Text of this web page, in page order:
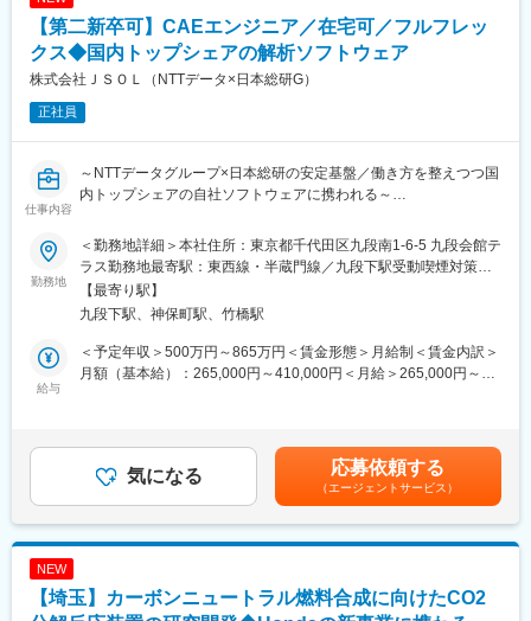
・電子特性の管理・評価
・電気回路設計および測定環境の最適化
・テスト装置の選定・設定・保守
・測定結果の分析とフィードバックによる品質改善
・ソフトウェア作成による測定自動化の推進
・設計と評価の両面に関われる
・自動測定環境の構築という上流工程に関与
■当社だからこそ実現できるエンジニアとしての未来がある：
＜お取引社数5,100社＞
同業他社と比較をしても圧倒的なお取引社数を誇る当社。
仕事があります。
＜エンジニアポスティング制度＞
境を提供。
経験やスキルに応じて新しい分野への挑戦が広がり、主体的に成
長しながら多様な業務に携われる仕組みです。知識の共有やスキ
ルアップも促進され、自己成長を支援します。
おり、専任担当が社内調整を行うことでキャリアの実現を後押し
します。
【第二新卒可】CAEエンジニア／在宅可／フルフレッ
クス◆国内トップシェアの解析ソフトウェア
株式会社ＪＳＯＬ（NTTデータ×日本総研G）
正社員
仕事内容
～NTTデータグループ×日本総研の安定基盤／働き方を整えつつ国
内トップシェアの自社ソフトウェアに携われる～
●パートナーシップ継続90.0％／プライム案件9割以上／3期連続
過去最高益
●在宅可＆フルフレックス＆大手グループの各種制度や福利厚生が
整っています！安定した環境でスキルアップしたい方へ
幅広くITコンサルティングやシステム企画から構築・運用まで一
気通貫した最先端のIT・CAEソリューションを提供している当社
（1）技術サポート
コールセンターを通じた問い合わせ対応や、国内の顧客や海外の
...プリセールスに同行し、JMAGを用いた事例紹介（ユースケー
勤務地
＜勤務地詳細＞本社住所：東京都千代田区九段南1-6-5 九段会館テ
ラス勤務地最寄駅：東西線・半蔵門線／九段下駅受動喫煙対策：
屋内全面禁煙変更の範囲：会社の定める事業所（リモートワーク
含む）
【最寄り駅】
九段下駅、神保町駅、竹橋駅
給与
＜予定年収＞500万円～865万円＜賃金形態＞月給制＜賃金内訳＞
月額（基本給）：265,000円～410,000円＜月給＞265,000円～
安の金額であり、選考を通じて上下する可能性があります。月給
(月額)は固定手当を含めた表記です。
気になる 応募依頼する
（エージェントサービス）
NEW
【埼玉】カーボンニュートラル燃料合成に向けたCO2